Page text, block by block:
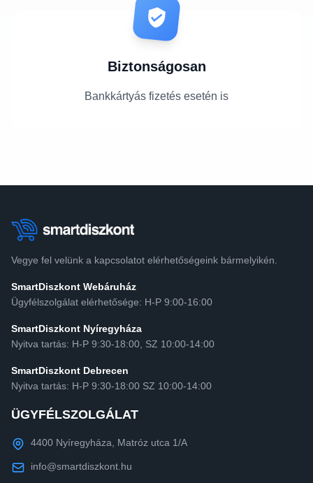
Biztonságosan
Bankkártyás fizetés esetén is
Vegye fel velünk a kapcsolatot elérhetőségeink bármelyikén.
SmartDiszkont Webáruház
Ügyfélszolgálat elérhetősége: H-P 9:00-16:00
SmartDiszkont Nyíregyháza
Nyitva tartás: H-P 9:30-18:00, SZ 10:00-14:00
SmartDiszkont Debrecen
Nyitva tartás: H-P 9:30-18:00 SZ 10:00-14:00
ÜGYFÉLSZOLGÁLAT
4400 Nyíregyháza, Matróz utca 1/A
info@smartdiszkont.hu